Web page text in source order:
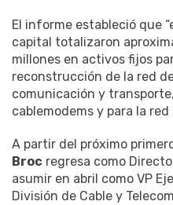
El informe estableció que
capital totalizaron
millones en activos fijos
reconstrucción de la red
comunicación y
cablemodems y para la
A partir del próximo
Broc regresa como
asumir en abril como VP
División de Cable y